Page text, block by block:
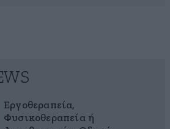
Εργοθεραπεία,
Φυσικοθεραπεία ή